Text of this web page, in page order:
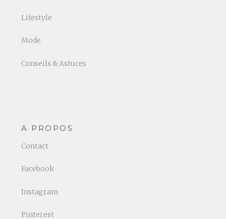
Lifestyle
Mode
Conseils & Astuces
A PROPOS
Contact
Facebook
Instagram
Pinterest